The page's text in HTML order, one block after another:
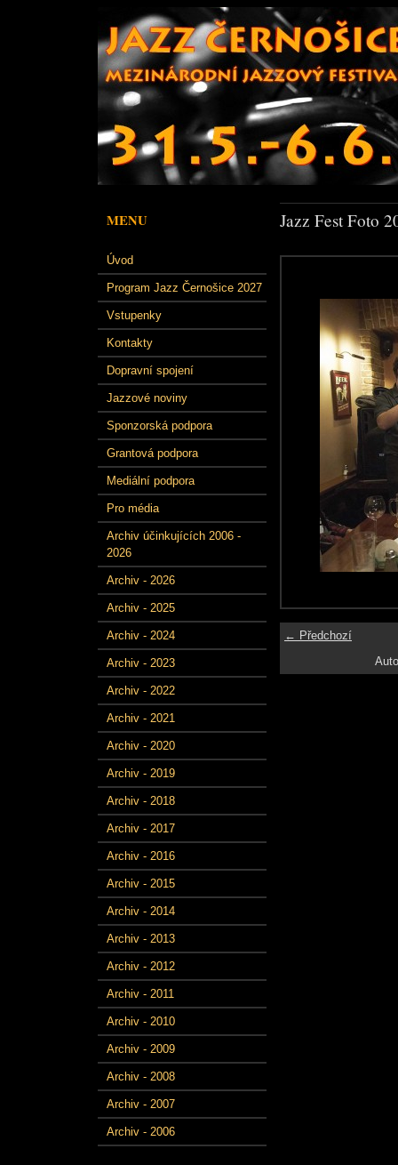
MENU
Úvod
Program Jazz Černošice 2027
Vstupenky
Kontakty
Dopravní spojení
Jazzové noviny
Sponzorská podpora
Grantová podpora
Mediální podpora
Pro média
Archiv účinkujících 2006 -
2026
Archiv - 2026
Archiv - 2025
Archiv - 2024
Archiv - 2023
Archiv - 2022
Archiv - 2021
Archiv - 2020
Archiv - 2019
Archiv - 2018
Archiv - 2017
Archiv - 2016
Archiv - 2015
Archiv - 2014
Archiv - 2013
Archiv - 2012
Archiv - 2011
Archiv - 2010
Archiv - 2009
Archiv - 2008
Archiv - 2007
Archiv - 2006
Jazz Fest Foto
← Předchozí